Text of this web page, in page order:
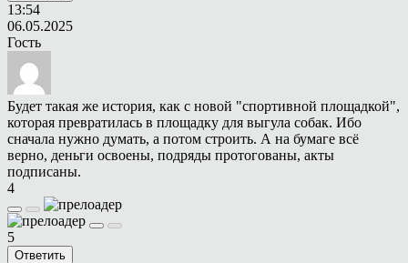
13:54
06.05.2025
Гость
Будет такая же история, как с новой "спортивной площадкой",
которая превратилась в площадку для выгула собак. Ибо
сначала нужно думать, а потом строить. А на бумаге всё
верно, деньги освоены, подряды протогованы, акты
подписаны.
4
5
Ответить